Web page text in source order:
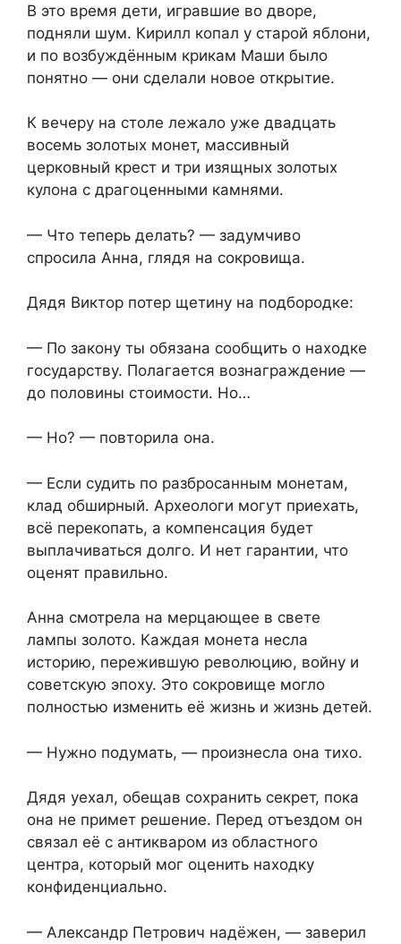
В это время дети, игравшие во дворе,
подняли шум. Кирилл копал у старой яблони,
и по возбуждённым крикам Маши было
понятно — они сделали новое открытие.
К вечеру на столе лежало уже двадцать
восемь золотых монет, массивный
церковный крест и три изящных золотых
кулона с драгоценными камнями.
— Что теперь делать? — задумчиво
спросила Анна, глядя на сокровища.
Дядя Виктор потер щетину на подбородке:
— По закону ты обязана сообщить о находке
государству. Полагается вознаграждение —
до половины стоимости. Но…
— Но? — повторила она.
— Если судить по разбросанным монетам,
клад обширный. Археологи могут приехать,
всё перекопать, а компенсация будет
выплачиваться долго. И нет гарантии, что
оценят правильно.
Анна смотрела на мерцающее в свете
лампы золото. Каждая монета несла
историю, пережившую революцию, войну и
советскую эпоху. Это сокровище могло
полностью изменить её жизнь и жизнь детей.
— Нужно подумать, — произнесла она тихо.
Дядя уехал, обещав сохранить секрет, пока
она не примет решение. Перед отъездом он
связал её с антикваром из областного
центра, который мог оценить находку
конфиденциально.
— Александр Петрович надёжен, — заверил